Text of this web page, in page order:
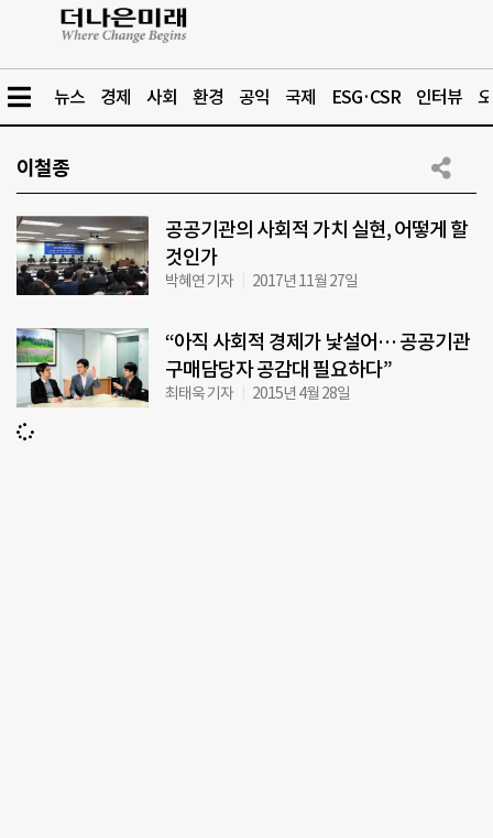
뉴스 경제 사회 환경 공익 국제 ESG·CSR 인터뷰
이철종
공공기관의 사회적 가치 실현, 어떻게 할
것인가
박혜연 기자 2017년 11월 27일
“아직 사회적 경제가 낯설어… 공공기관
구매담당자 공감대 필요하다”
최태욱 기자 2015년 4월 28일